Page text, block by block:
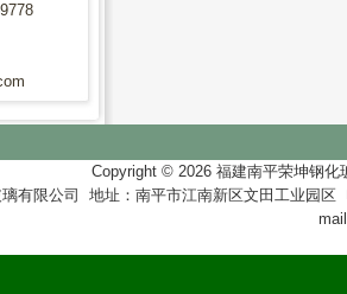
Copyright © 2026 福建南平荣坤钢化
有限公司 地址：南平市江南新区文田工业园